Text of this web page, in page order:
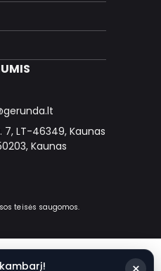
7, LT-46349, Kaunas
Kaunas
teisės saugomos.